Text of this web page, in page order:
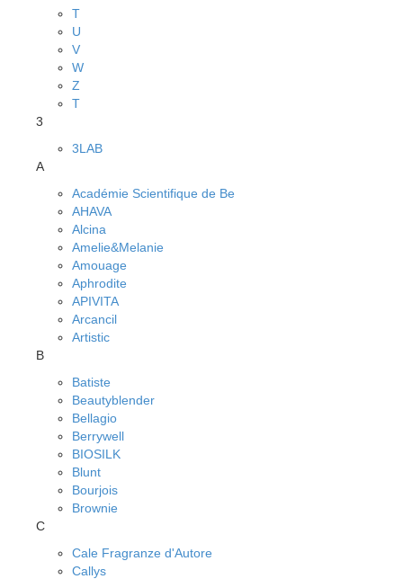
T
U
V
W
Z
Т
3
3LAB
A
Académie Scientifique de Be
AHAVA
Alcina
Amelie&Melanie
Amouage
Aphrodite
APIVITA
Arcancil
Artistic
B
Batiste
Beautyblender
Bellagio
Berrywell
BIOSILK
Blunt
Bourjois
Brownie
C
Cale Fragranze d'Autore
Callys